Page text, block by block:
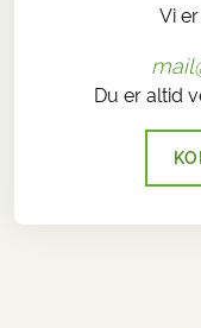
Vi
Du er altid